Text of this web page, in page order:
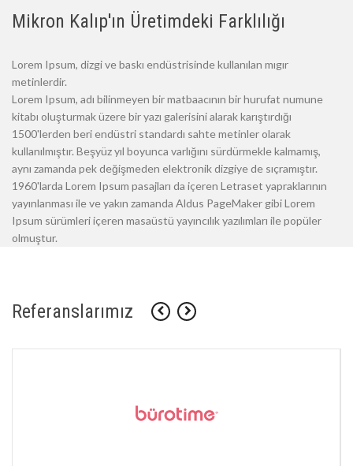
Mikron Kalıp'ın Üretimdeki Farklılığı
Lorem Ipsum, dizgi ve baskı endüstrisinde kullanılan mıgır
metinlerdir.
Lorem Ipsum, adı bilinmeyen bir matbaacının bir hurufat numune
kitabı oluşturmak üzere bir yazı galerisini alarak karıştırdığı
1500'lerden beri endüstri standardı sahte metinler olarak
kullanılmıştır. Beşyüz yıl boyunca varlığını sürdürmekle kalmamış,
aynı zamanda pek değişmeden elektronik dizgiye de sıçramıştır.
1960'larda Lorem Ipsum pasajları da içeren Letraset yapraklarının
yayınlanması ile ve yakın zamanda Aldus PageMaker gibi Lorem
Ipsum sürümleri içeren masaüstü yayıncılık yazılımları ile popüler
olmuştur.
Referanslarımız